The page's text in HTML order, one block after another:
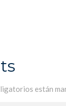
están